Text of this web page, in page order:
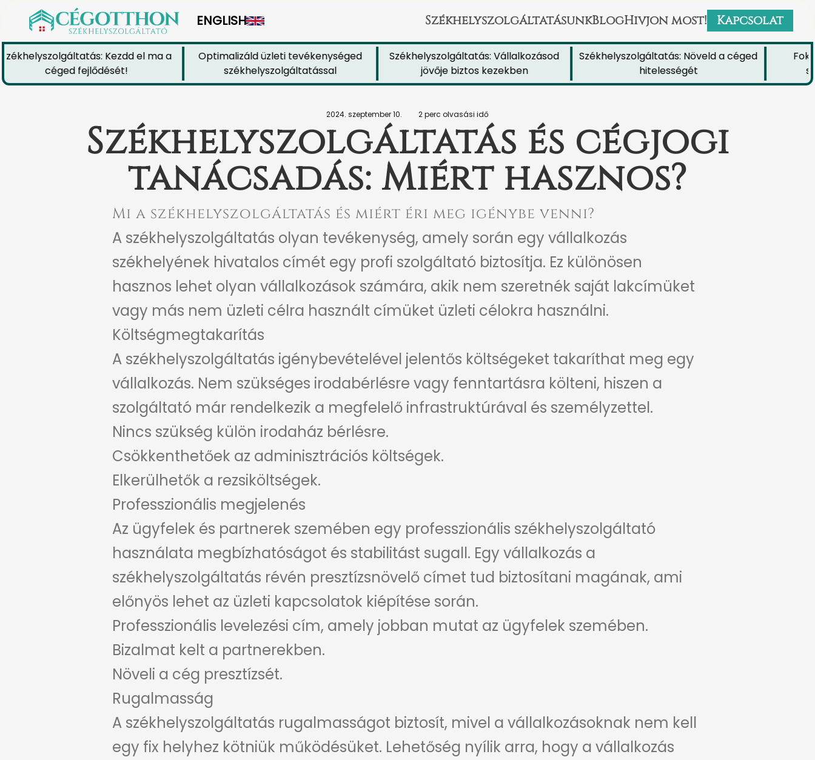
ENGLISH SzékhelyszolgáltatásunkBlogHivjon most! Kapcsolat
Kezdd el ma a
céged fejlődését!
Optimalizáld üzleti tevékenységed
székhelyszolgáltatással
Székhelyszolgáltatás: Vállalkozásod
jövője biztos kezekben
Székhelyszolgáltatás: Növeld a céged
hitelességét
2024. szeptember 10. 2 perc olvasási idő
Székhelyszolgáltatás és cégjogi
tanácsadás: Miért hasznos?
Mi a székhelyszolgáltatás és miért éri meg igénybe venni?
A székhelyszolgáltatás olyan tevékenység, amely során egy vállalkozás
székhelyének hivatalos címét egy profi szolgáltató biztosítja. Ez különösen
hasznos lehet olyan vállalkozások számára, akik nem szeretnék saját lakcímüket
vagy más nem üzleti célra használt címüket üzleti célokra használni.
Költségmegtakarítás
A székhelyszolgáltatás igénybevételével jelentős költségeket takaríthat meg egy
vállalkozás. Nem szükséges irodabérlésre vagy fenntartásra költeni, hiszen a
szolgáltató már rendelkezik a megfelelő infrastruktúrával és személyzettel.
Nincs szükség külön irodaház bérlésre.
Csökkenthetőek az adminisztrációs költségek.
Elkerülhetők a rezsiköltségek.
Professzionális megjelenés
Az ügyfelek és partnerek szemében egy professzionális székhelyszolgáltató
használata megbízhatóságot és stabilitást sugall. Egy vállalkozás a
székhelyszolgáltatás révén presztízsnövelő címet tud biztosítani magának, ami
előnyös lehet az üzleti kapcsolatok kiépítése során.
Professzionális levelezési cím, amely jobban mutat az ügyfelek szemében.
Bizalmat kelt a partnerekben.
Növeli a cég presztízsét.
Rugalmasság
A székhelyszolgáltatás rugalmasságot biztosít, mivel a vállalkozásoknak nem kell
egy fix helyhez kötniük működésüket. Lehetőség nyílik arra, hogy a vállalkozás